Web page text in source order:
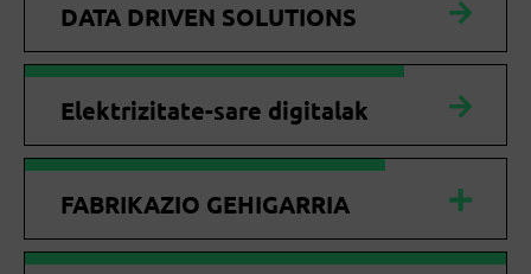
DATA DRIVEN SOLUTIONS
Elektrizitate-sare digitalak
FABRIKAZIO GEHIGARRIA